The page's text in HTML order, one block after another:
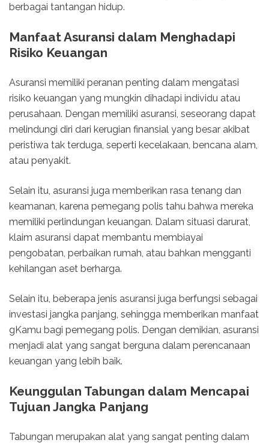
berbagai tantangan hidup.
Manfaat Asuransi dalam Menghadapi
Risiko Keuangan
Asuransi memiliki peranan penting dalam mengatasi
risiko keuangan yang mungkin dihadapi individu atau
perusahaan. Dengan memiliki asuransi, seseorang dapat
melindungi diri dari kerugian finansial yang besar akibat
peristiwa tak terduga, seperti kecelakaan, bencana alam,
atau penyakit.
Selain itu, asuransi juga memberikan rasa tenang dan
keamanan, karena pemegang polis tahu bahwa mereka
memiliki perlindungan keuangan. Dalam situasi darurat,
klaim asuransi dapat membantu membiayai
pengobatan, perbaikan rumah, atau bahkan mengganti
kehilangan aset berharga.
Selain itu, beberapa jenis asuransi juga berfungsi sebagai
investasi jangka panjang, sehingga memberikan manfaat
gKamu bagi pemegang polis. Dengan demikian, asuransi
menjadi alat yang sangat berguna dalam perencanaan
keuangan yang lebih baik.
Keunggulan Tabungan dalam Mencapai
Tujuan Jangka Panjang
Tabungan merupakan alat yang sangat penting dalam